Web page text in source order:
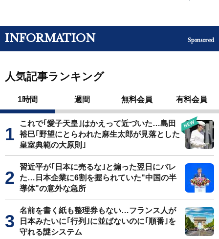
INFORMATION Sponsored
人気記事ランキング
1時間 週間 無料会員 有料会員
これで｢愛子天皇｣はかえって近づいた…島田
裕巳｢野望にとらわれた麻生太郎が見落とした
皇室典範の大原則｣
習近平が｢日本に売るな｣と煽った翌日にバレ
た…日本企業に6割を握られていた"中国の半
導体"の意外な急所
名前を書く紙も整理券もない…フランス人が
日本みたいに｢行列｣に並ばないのに｢順番｣を
守れる謎システム